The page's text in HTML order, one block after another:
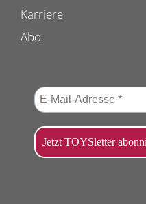
Karriere
Abo